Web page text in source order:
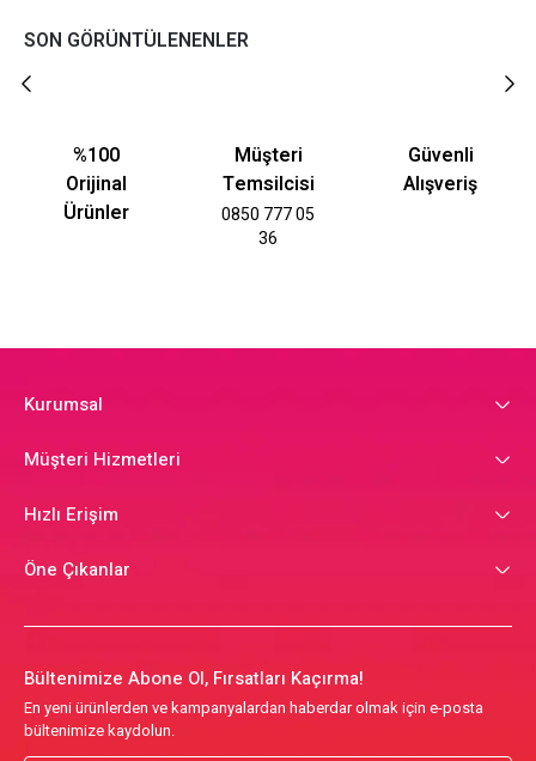
SON GÖRÜNTÜLENENLER
%100
Orijinal
Ürünler
Müşteri
Temsilcisi
0850 777 05
36
Güvenli
Alışveriş
Kurumsal
Müşteri Hizmetleri
Hızlı Erişim
Öne Çıkanlar
Bültenimize Abone Ol, Fırsatları Kaçırma!
En yeni ürünlerden ve kampanyalardan haberdar olmak için e-posta
bültenimize kaydolun.